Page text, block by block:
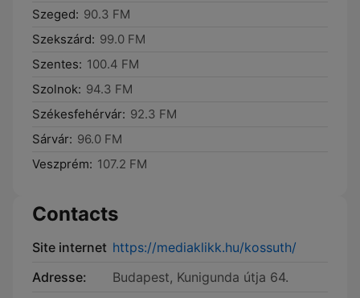
Szeged: 90.3 FM
Szekszárd: 99.0 FM
Szentes: 100.4 FM
Szolnok: 94.3 FM
Székesfehérvár: 92.3 FM
Sárvár: 96.0 FM
Veszprém: 107.2 FM
Contacts
Site internet https://mediaklikk.hu/kossuth/
Adresse:
Budapest, Kunigunda útja 64.